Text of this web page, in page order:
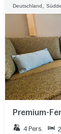
Deutschland ,
Premium-
4 Pers.